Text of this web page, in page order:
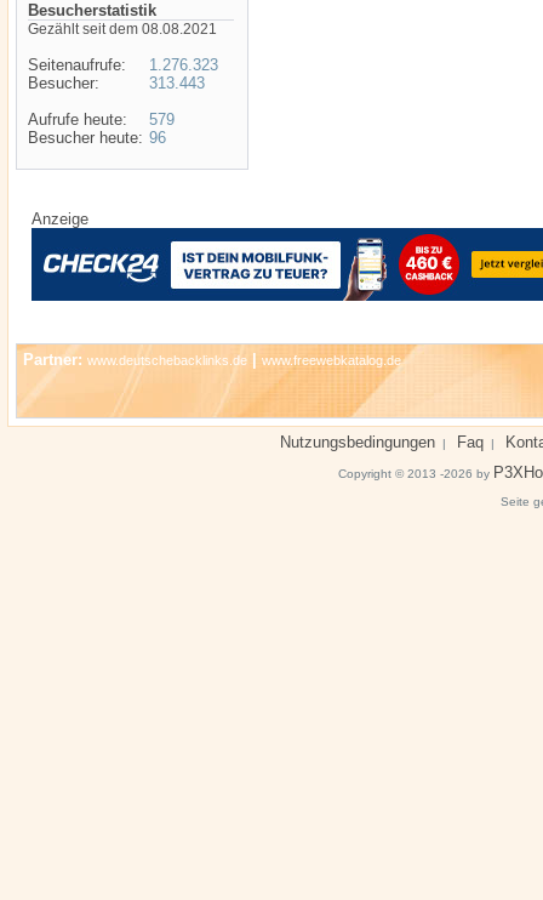
Besucherstatistik
Gezählt seit dem 08.08.2021
Seitenaufrufe:
Besucher:
Aufrufe heute:
Besucher heute:
1.276.323
313.443
579
96
Anzeige
Partner: www.deutschebacklinks.de www.freewebkatalog.de
Nutzungsbedingungen | Faq |
Copyright © 2013 -2026 by
Seite